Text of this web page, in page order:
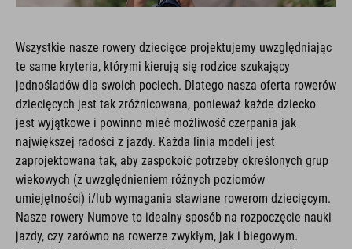
Wszystkie nasze rowery dziecięce projektujemy uwzględniając
te same kryteria, którymi kierują się rodzice szukający
jednośladów dla swoich pociech. Dlatego nasza oferta rowerów
dziecięcych jest tak zróżnicowana, ponieważ każde dziecko
jest wyjątkowe i powinno mieć możliwość czerpania jak
największej radości z jazdy. Każda linia modeli jest
zaprojektowana tak, aby zaspokoić potrzeby określonych grup
wiekowych (z uwzględnieniem różnych poziomów
umiejętności) i/lub wymagania stawiane rowerom dziecięcym.
Nasze rowery Numove to idealny sposób na rozpoczęcie nauki
jazdy, czy zarówno na rowerze zwykłym, jak i biegowym.